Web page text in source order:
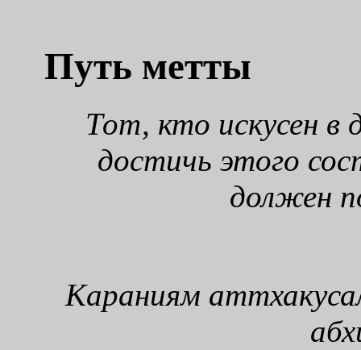
Путь метты
Тот, кто искусен в
достичь этого
должен
Караниям